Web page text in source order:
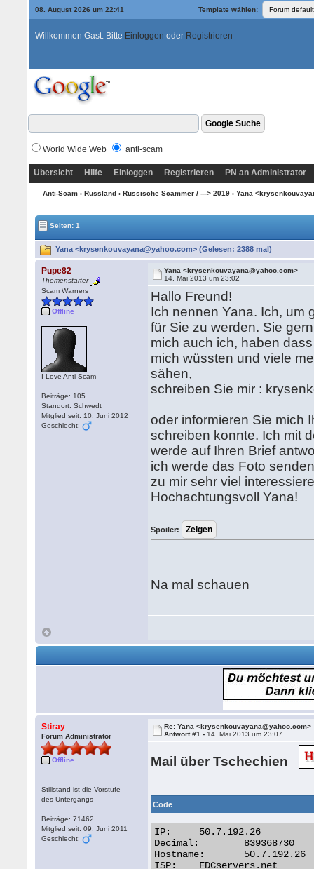
08. August 2026 um 22:41 Template wählen:
Willkommen Gast. Bitte Einloggen oder Registrieren
World Wide Web anti-scam
Übersicht Hilfe Einloggen Registrieren PN an Administrator
Anti-Scam› Russland› Russische Scammer / ---> 2019› Yana
Seiten: 1
Yana <krysenkouvayana@yahoo.com> (Gelesen: 2388 mal)
Pupe82
Themenstarter
Scam Warners
Offline
I Love Anti-Scam
Beiträge: 105
Standort: Schwedt
Mitglied seit: 10. Juni 2012
Geschlecht:
Yana <krysenkouvayana@yahoo.com>
14. Mai 2013 um 23:02
Hallo Freund!
Ich nennen Yana. Ich, um
für Sie zu werden. Sie gern
mich auch ich, haben
mich wüssten und viele
sähen,
schreiben Sie mir :
oder informieren Sie mich
schreiben konnte. Ich mit
werde auf Ihren Brief
ich werde das Foto
zu mir sehr viel
Hochachtungsvoll Yana!
Spoiler:
Na mal schauen
Stiray
Forum Administrator
Offline
Stillstand ist die Vorstufe
des Untergangs
Beiträge: 71462
Mitglied seit: 09. Juni 2011
Geschlecht:
Re: Yana <krysenkouvayana@yahoo.com>
Antwort #1 - 14. Mai 2013 um 23:07
Mail über Tschechien
Code
IP:	50.7.192.26
Decimal:	839368730
Hostname:	50.7.192.26
ISP:	FDCservers.net